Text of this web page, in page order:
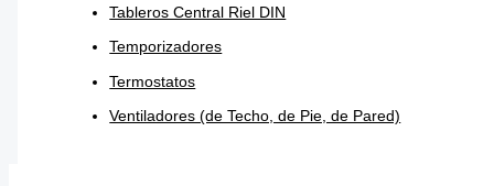
Tableros Central Riel DIN
Temporizadores
Termostatos
Ventiladores (de Techo, de Pie, de Pared)